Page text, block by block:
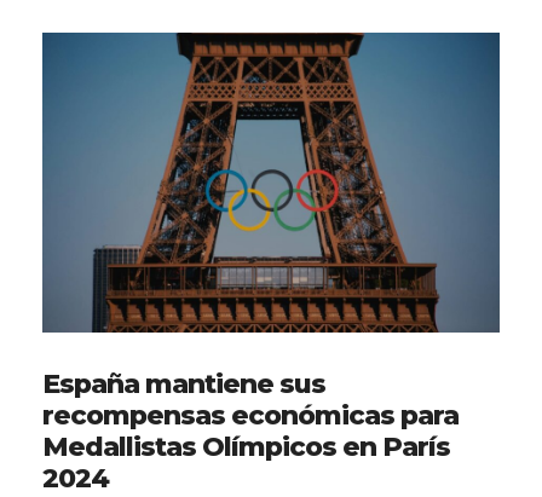
España mantiene sus
recompensas económicas para
Medallistas Olímpicos en París
2024